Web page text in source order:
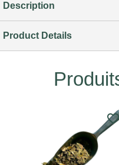
Description
Product Details